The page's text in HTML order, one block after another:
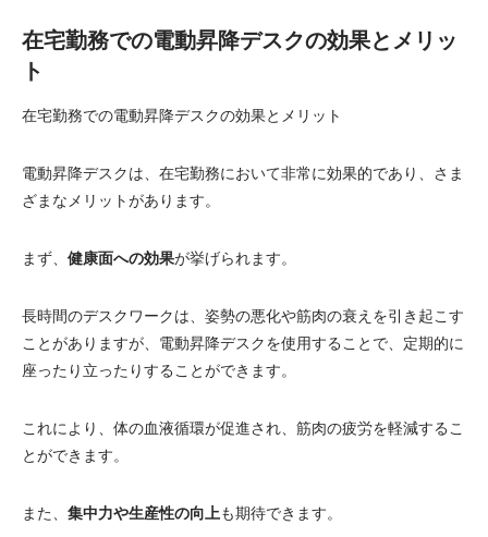
在宅勤務での電動昇降デスクの効果とメリッ
ト
在宅勤務での電動昇降デスクの効果とメリット
電動昇降デスクは、在宅勤務において非常に効果的であり、さま
ざまなメリットがあります。
まず、 健康面への効果が挙げられます。
長時間のデスクワークは、姿勢の悪化や筋肉の衰えを引き起こす
ことがありますが、電動昇降デスクを使用することで、定期的に
座ったり立ったりすることができます。
これにより、体の血液循環が促進され、筋肉の疲労を軽減するこ
とができます。
また、 集中力や生産性の向上も期待できます。